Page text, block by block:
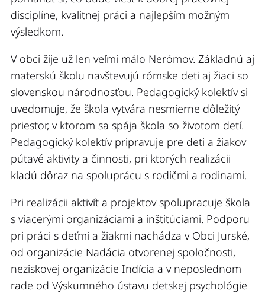
disciplíne, kvalitnej práci a najlepším možným
výsledkom.
V obci žije už len veľmi málo Nerómov. Základnú aj
materskú školu navštevujú rómske deti aj žiaci so
slovenskou národnosťou. Pedagogický kolektív si
uvedomuje, že škola vytvára nesmierne dôležitý
priestor, v ktorom sa spája škola so životom detí.
Pedagogický kolektív pripravuje pre deti a žiakov
pútavé aktivity a činnosti, pri ktorých realizácii
kladú dôraz na spoluprácu s rodičmi a rodinami.
Pri realizácii aktivít a projektov spolupracuje škola
s viacerými organizáciami a inštitúciami. Podporu
pri práci s deťmi a žiakmi nachádza v Obci Jurské,
od organizácie Nadácia otvorenej spoločnosti,
neziskovej organizácie Indícia a v neposlednom
rade od Výskumného ústavu detskej psychológie